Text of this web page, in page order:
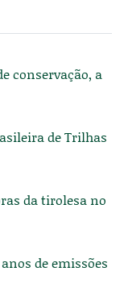
conservação, a
de Trilhas
da tirolesa no
de emissões